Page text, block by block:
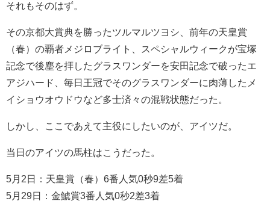
それもそのはず。
その京都大賞典を勝ったツルマルツヨシ、前年の天皇賞
（春）の覇者メジロブライト、スペシャルウィークが宝塚
記念で後塵を拝したグラスワンダーを安田記念で破ったエ
アジハード、毎日王冠でそのグラスワンダーに肉薄したメ
イショウオウドウなど多士済々の混戦状態だった。
しかし、ここであえて主役にしたいのが、アイツだ。
当日のアイツの馬柱はこうだった。
5月2日：天皇賞（春）6番人気0秒9差5着
5月29日：金鯱賞3番人気0秒2差3着